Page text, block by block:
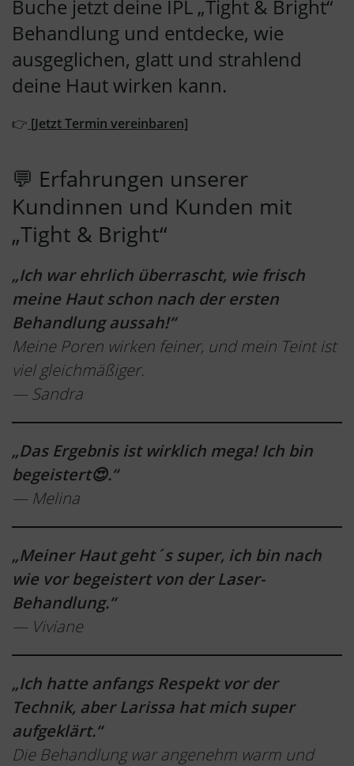
Buche jetzt deine IPL „Tight & Bright“
Behandlung und entdecke, wie
ausgeglichen, glatt und strahlend
deine Haut wirken kann.
👉 [Jetzt Termin vereinbaren]
💬 Erfahrungen unserer
Kundinnen und Kunden mit
„Tight & Bright“
„Ich war ehrlich überrascht, wie frisch
meine Haut schon nach der ersten
Behandlung aussah!“
Meine Poren wirken feiner, und mein Teint ist
viel gleichmäßiger.
— Sandra
„Das Ergebnis ist wirklich mega! Ich bin
begeistert😍.“
— Melina
„Meiner Haut geht´s super, ich bin nach
wie vor begeistert von der Laser-
Behandlung.“
— Viviane
„Ich hatte anfangs Respekt vor der
Technik, aber Larissa hat mich super
aufgeklärt.“
Die Behandlung war angenehm warm und